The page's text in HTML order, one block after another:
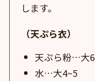
します。
（天ぷら衣）
天ぷら粉…大6
水…大4~5